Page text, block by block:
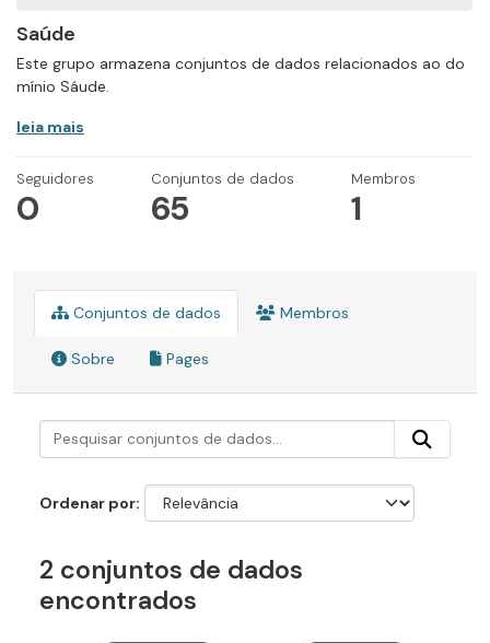
Saúde
Este grupo armazena conjuntos de dados relacionados ao do
mínio Sáude.
leia mais
Seguidores
0
Conjuntos de dados
65
Membros
1
Conjuntos de dados Membros
Sobre Pages
Ordenar por
2 conjuntos de dados
encontrados